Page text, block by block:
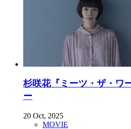
杉咲花『ミーツ・ザ・ワ
ー
20 Oct, 2025
MOVIE